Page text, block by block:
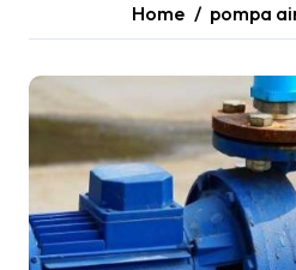
Home pompa